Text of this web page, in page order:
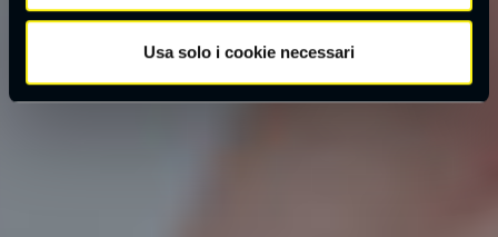
Usa solo i cookie necessari